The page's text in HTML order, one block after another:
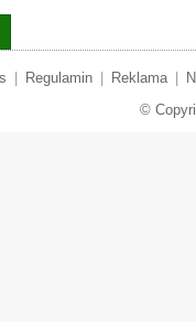
Regulamin Reklama
©